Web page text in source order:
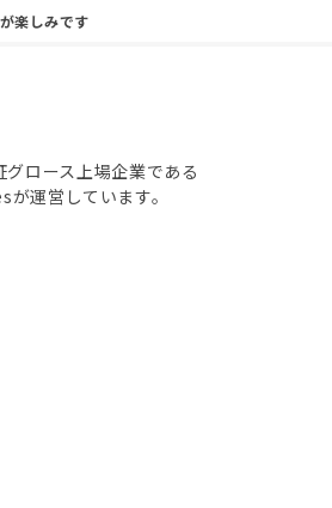
楽しみです
グロース上場企業である
運営しています。